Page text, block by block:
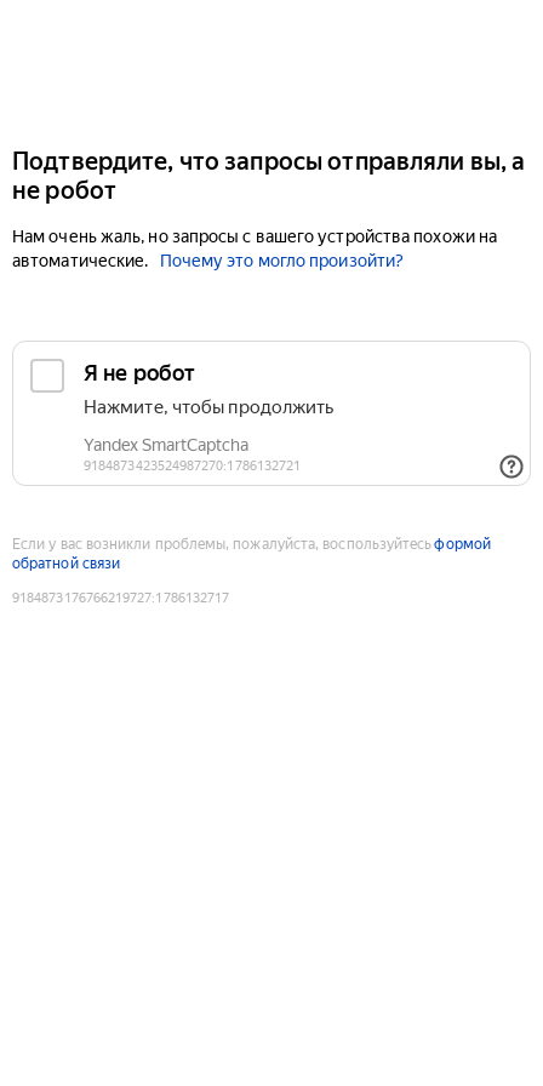
Подтвердите, что запросы отправляли вы, а
не робот
Нам очень жаль, но запросы с вашего устройства похожи на
автоматические.
Почему это могло произойти?
Если у вас возникли проблемы, пожалуйста, воспользуйтесьформой
обратной связи
9184873176766219727:1786132717